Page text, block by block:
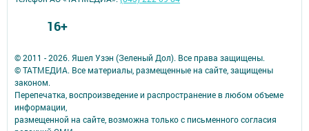
© 2011 - 2026. Яшел Узэн (Зеленый Дол). Все права защищены.
© ТАТМЕДИА. Все материалы, размещенные на сайте, защищены
законом.
Перепечатка, воспроизведение и распространение в любом объеме
информации,
размещенной на сайте, возможна только с письменного согласия
16+